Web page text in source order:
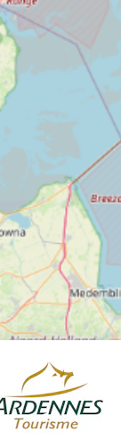
ESPACE PRO